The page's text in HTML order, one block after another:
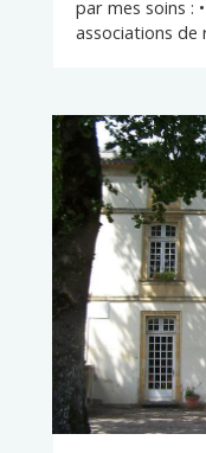
par mes soins :
associations de